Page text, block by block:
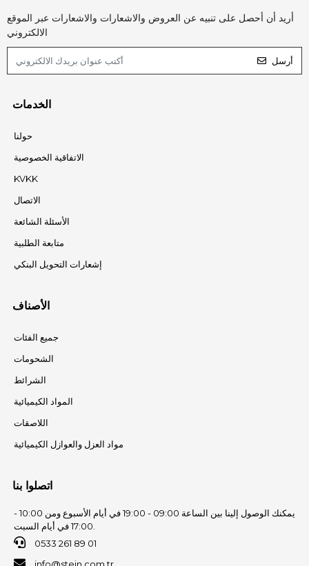
أريد أن أحصل على تنبيه عن العروض والاشعارات والاشعارات عبر الموقع
الالكتروني
أرسل
الخدمات
حولنا
الاتفاقية الخصوصية
KVKK
الاتصال
الأسئلة الشائعة
متابعة الطلبية
إشعارات التحويل البنكي
الأصناف
جميع الفئات
الشحومات
الشرائط
المواد الكيميائية
اللاصقات
مواد العزل والعوازل الكيميائية
اتصلوا بنا
يمكنك الوصول إلينا بين الساعة 09:00 - 19:00 في أيام الأسبوع ومن 10:00 -
0533 261 89 01